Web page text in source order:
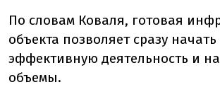
По словам Коваля, готовая
объекта позволяет сразу начать
эффективную деятельность и
объемы.